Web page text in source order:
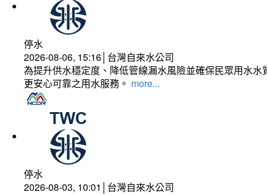
停水
2026-08-06, 15:16│台灣自來水公司
為提升供水穩定度、降低管線漏水風險並確保民眾用水
更安心可靠之用水服務。 more...
停水
2026-08-03, 10:01│台灣自來水公司